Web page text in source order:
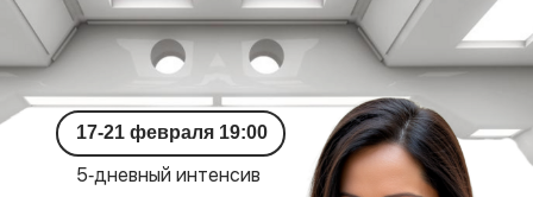
17-21 февраля 19:00
5‑дневный интенсив